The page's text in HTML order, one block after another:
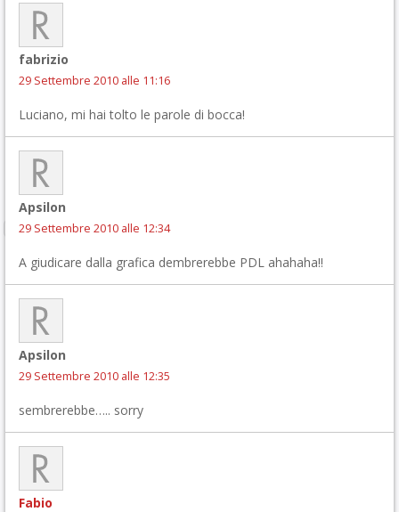
fabrizio
29 Settembre 2010 alle 11:16
Luciano, mi hai tolto le parole di bocca!
Apsilon
29 Settembre 2010 alle 12:34
A giudicare dalla grafica dembrerebbe PDL ahahaha!!
Apsilon
29 Settembre 2010 alle 12:35
sembrerebbe….. sorry
Fabio